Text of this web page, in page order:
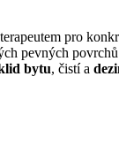
pro
pevných
bytu, čistí a